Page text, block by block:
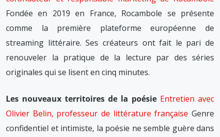
Fondée en 2019 en France, Rocambole se présente
comme la première plateforme européenne de
streaming littéraire. Ses créateurs ont fait le pari de
renouveler la pratique de la lecture par des séries
originales qui se lisent en cinq minutes.
Les nouveaux territoires de la poésie Entretien avec
Olivier Belin, professeur de littérature française Genre
confidentiel et intimiste, la poésie ne semble guère dans